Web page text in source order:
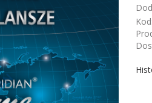
Kod: